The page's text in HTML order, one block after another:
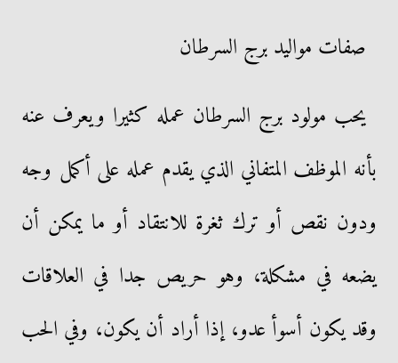
صفات مواليد برج السرطان
يحب مولود برج السرطان عمله كثيرا ويعرف عنه
بأنه الموظف المتفاني الذي يقدم عمله على أكمل وجه
ودون نقص أو ترك ثغرة للانتقاد أو ما يمكن أن
يضعه في مشكلة، وهو حريص جدا في العلاقات
وقد يكون أسوأ عدو، إذا أراد أن يكون، وفي الحب